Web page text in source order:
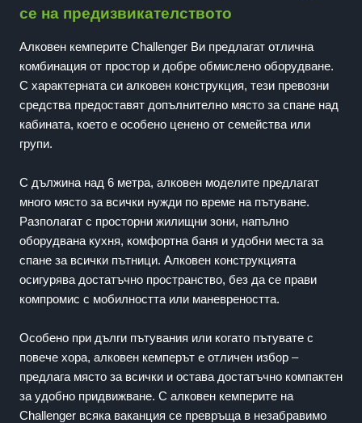
се на предизвикателството
Алковен кемперите Challenger Ви предлагат отлична
комбинация от простор и добре обмислено оборудване.
С характерната си алковен конструкция, тези превозни
средства предоставят допълнително място за спане над
кабината, което е особено ценено от семейства или
групи.
С дължина над 6 метра, алковен моделите предлагат
много място за всички нужди по време на пътуване.
Разполагат с просторни жилищни зони, напълно
оборудвана кухня, комфортна баня и удобни места за
спане за всички пътници. Алковен конструкцията
осигурява достатъчно пространство, без да се прави
компромис с мобилността или маневреността.
Особено при дълги пътувания или когато пътувате с
повече хора, алковен кемперът е отличен избор –
предлага място за всички и остава достатъчно компактен
за удобно придвижване. С алковен кемперите на
Challenger всяка ваканция се превръща в незабравимо